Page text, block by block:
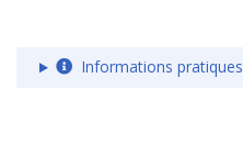
Informations pratiques